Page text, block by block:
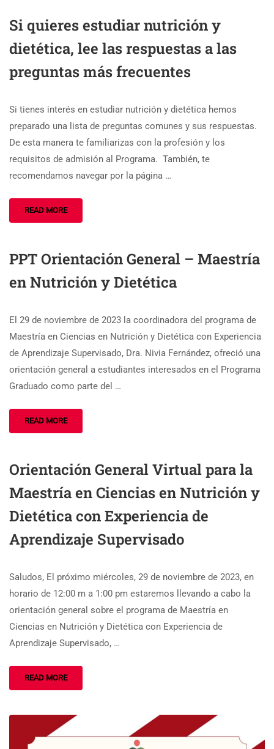
Si quieres estudiar nutrición y
dietética, lee las respuestas a las
preguntas más frecuentes
Si tienes interés en estudiar nutrición y dietética hemos
preparado una lista de preguntas comunes y sus respuestas.
De esta manera te familiarizas con la profesión y los
requisitos de admisión al Programa. También, te
recomendamos navegar por la página …
READ MORE
PPT Orientación General – Maestría
en Nutrición y Dietética
El 29 de noviembre de 2023 la coordinadora del programa de
Maestría en Ciencias en Nutrición y Dietética con Experiencia
de Aprendizaje Supervisado, Dra. Nivia Fernández, ofreció una
orientación general a estudiantes interesados en el Programa
Graduado como parte del …
READ MORE
Orientación General Virtual para la
Maestría en Ciencias en Nutrición y
Dietética con Experiencia de
Aprendizaje Supervisado
Saludos, El próximo miércoles, 29 de noviembre de 2023, en
horario de 12:00 m a 1:00 pm estaremos llevando a cabo la
orientación general sobre el programa de Maestría en
Ciencias en Nutrición y Dietética con Experiencia de
Aprendizaje Supervisado, …
READ MORE